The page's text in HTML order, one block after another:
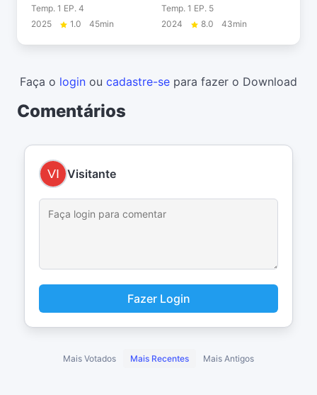
Temp. 1 EP. 4
2025
1.0 45min
Temp. 1 EP. 5
2024
8.0 43min
Faça o login ou cadastre-se para fazer o Download
Comentários
Visitante
Fazer Login
Mais Votados Mais Recentes Mais Antigos